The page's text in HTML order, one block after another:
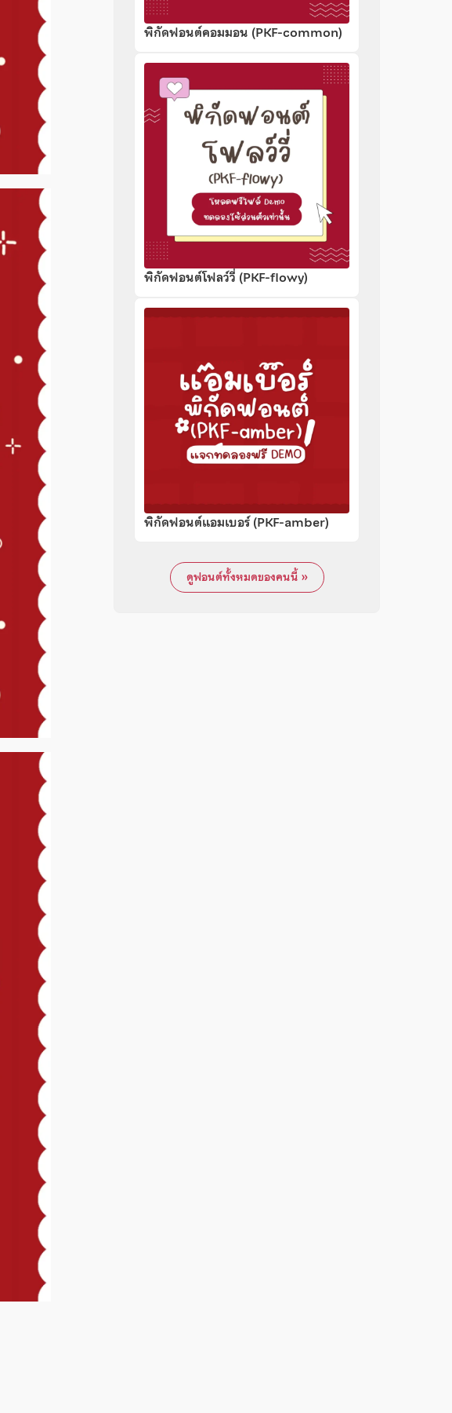
พิกัดฟอนต์คอมมอน (PKF-common)
พิกัดฟอนต์โฟลว์วี่ (PKF-flowy)
พิกัดฟอนต์แอมเบอร์ (PKF-amber)
ดูฟอนต์ทั้งหมดของคนนี้ »